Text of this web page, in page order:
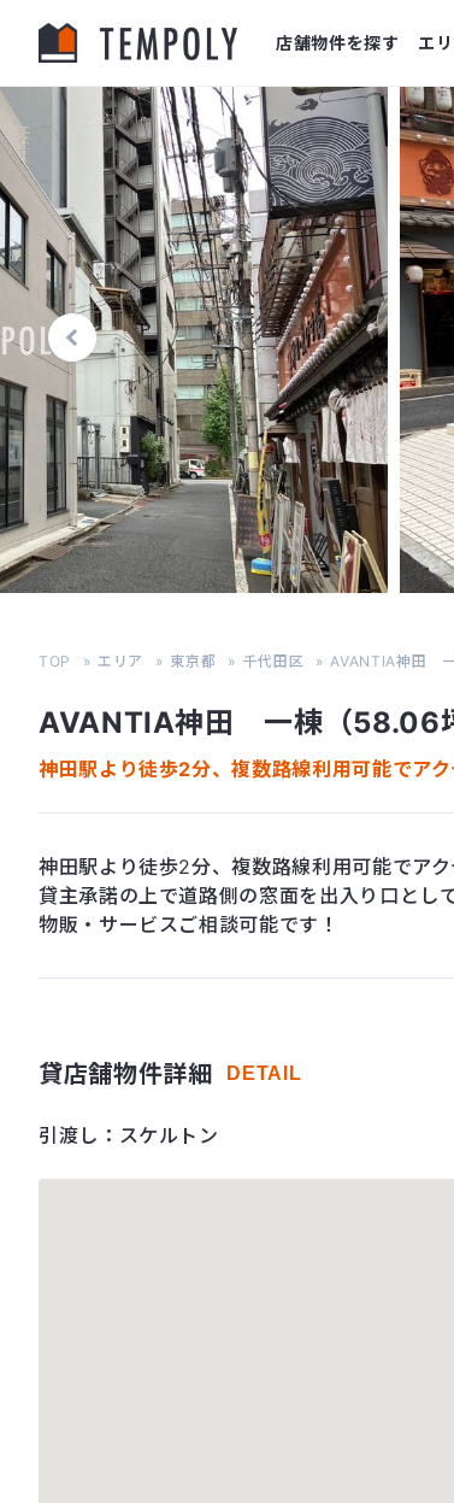
店舗物件を探す エ
TOP エリア 東京都 千代田区 AVANTIA神田
AVANTIA神田 一棟（58.06
神田駅より徒歩2分、複数路線利用可能でア
神田駅より徒歩2分、複数路線利用可能でア
貸主承諾の上で道路側の窓面を出入り口とし
物販・サービスご相談可能です！
貸店舗物件詳細 DETAIL
引渡し：スケルトン